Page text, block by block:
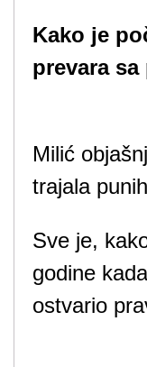
Kako je
prevara
Milić
trajala
Sve je,
godine
ostvario